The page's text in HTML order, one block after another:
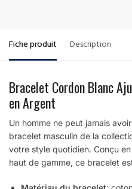
Fiche produit Description
Bracelet Cordon Blanc
en Argent
Un homme ne peut jamais
bracelet masculin de la
votre style quotidien. Conçu
haut de gamme, ce bracelet